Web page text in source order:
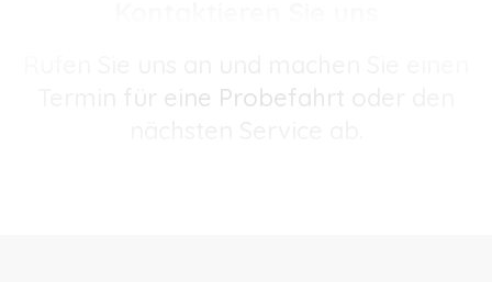
Termin für eine Probefahrt oder den